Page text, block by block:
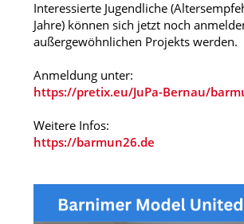
Interessierte Jugendliche
Jahre) können sich jetzt noch
außergewöhnlichen Projekts werden.
Anmeldung unter:
https://pretix.eu/JuPa-Bernau/
Weitere Infos:
https://barmun26.de